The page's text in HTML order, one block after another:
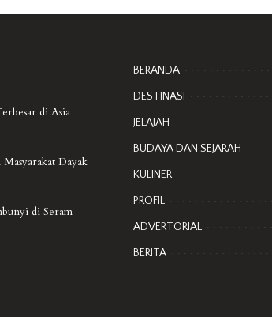
di Asia
Dayak
di Seram
BERANDA
DESTINASI
JELAJAH
BUDAYA DAN SEJARAH
KULINER
PROFIL
ADVERTORIAL
BERITA